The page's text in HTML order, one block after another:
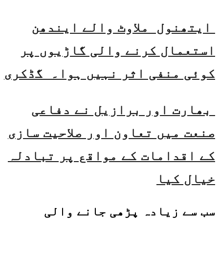
ایتھنول ملاوٹ والے ایندھن
استعمال کرنے والی گاڑیوں پر
کوئی منفی اثر نہیں ہوا۔ گڈکری
بھارت اور برازیل نے دفاعی
صنعت میں تعاون اور صلاحیت سازی
کے اقدامات کے مواقع پر تبادلہ
خیال کیا
سب سے زیادہ پڑھی جانے والی